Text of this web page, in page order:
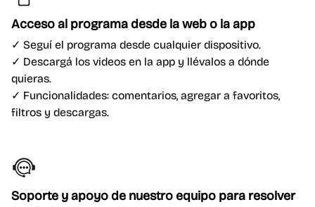
Acceso al programa desde la web o la app
✓ Seguí el programa desde cualquier dispositivo.
✓ Descargá los videos en la app y llévalos a dónde
quieras.
✓ Funcionalidades: comentarios, agregar a favoritos,
filtros y descargas.
Soporte y apoyo de nuestro equipo para resolver